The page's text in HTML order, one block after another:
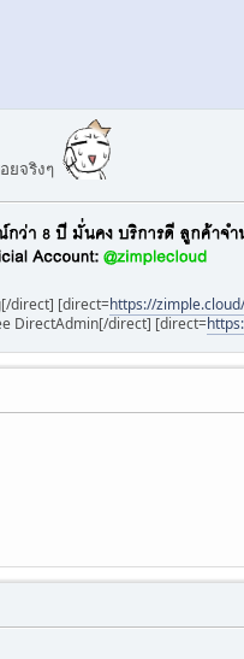
ยจริงๆ
direct] [direct=https://
DirectAdmin[/direct] [direct=